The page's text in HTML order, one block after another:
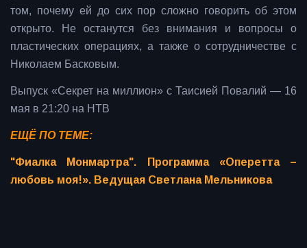
том, почему ей до сих пор сложно говорить об этом
открыто. Не останутся без внимания и вопросы о
пластических операциях, а также о сотрудничестве с
Николаем Басковым.
Выпуск «Секрет на миллион» с Таисией Повалий — 16
мая в 21:20 на НТВ
ЕЩЁ ПО ТЕМЕ:
"Фиалка Монмартра". Программа «Оперетта –
любовь моя!». Ведущая Светлана Мельникова